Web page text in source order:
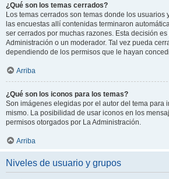
¿Qué son los temas cerrados?
Los temas cerrados son temas donde los usuarios
las encuestas allí contenidas terminaron
ser cerrados por muchas razones. Esta decisión
Administración o un moderador. Tal vez pueda
dependiendo de los permisos que le hayan
Arriba
¿Qué son los iconos para los temas?
Son imágenes elegidas por el autor del tema para
mismo. La posibilidad de usar iconos en los
permisos otorgados por La Administración.
Arriba
Niveles de usuario y grupos